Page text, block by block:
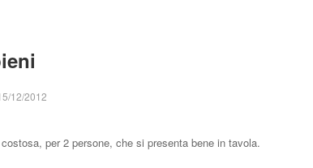
12/2012
per 2 persone, che si presenta bene in tavola.